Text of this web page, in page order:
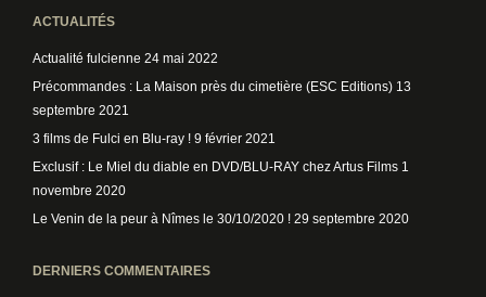
ACTUALITÉS
Actualité fulcienne 24 mai 2022
Précommandes : La Maison près du cimetière (ESC Editions) 13
septembre 2021
3 films de Fulci en Blu-ray ! 9 février 2021
Exclusif : Le Miel du diable en DVD/BLU-RAY chez Artus Films 1
novembre 2020
Le Venin de la peur à Nîmes le 30/10/2020 ! 29 septembre 2020
DERNIERS COMMENTAIRES